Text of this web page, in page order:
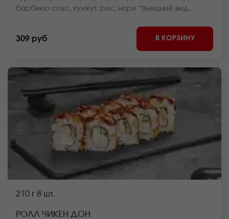
барбекю соус, кунжут, рис, нори *Внешний вид
309 руб В КОРЗИНУ
210 г 8 шт.
РОЛЛ ЧИКЕН ДОН